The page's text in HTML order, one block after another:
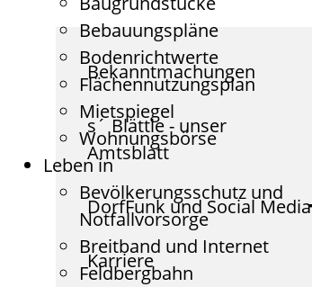
Bebauungspläne
Bodenrichtwerte
Flächennutzungsplan
Mietspiegel
Wohnungsbörse
Leben in
Bevölkerungsschutz und
Notfallvorsorge
Breitband und Internet
Feldbergbahn
Bekanntmachungen
s´ Blättle - unser
Amtsblatt
DorfFunk und Social Media
Karriere